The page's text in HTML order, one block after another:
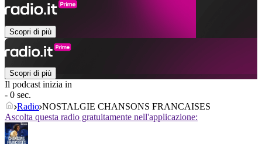
Scopri di più
Scopri di più
Il podcast inizia in
- 0 sec.
Radio NOSTALGIE CHANSONS FRANCAISES
Ascolta questa radio gratuitamente nell'applicazione: